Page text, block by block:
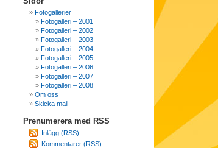
Fotogallerier
Fotogalleri – 2001
Fotogalleri – 2002
Fotogalleri – 2003
Fotogalleri – 2004
Fotogalleri – 2005
Fotogalleri – 2006
Fotogalleri – 2007
Fotogalleri – 2008
Om oss
Skicka mail
Prenumerera med RSS
Inlägg (RSS)
Kommentarer (RSS)